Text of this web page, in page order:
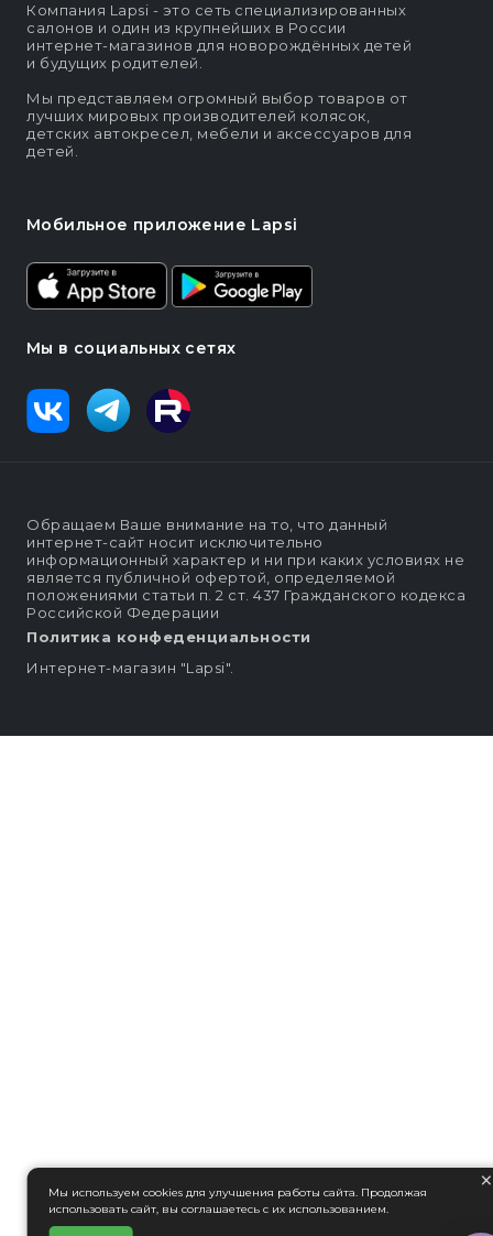
Компания Lapsi - это сеть специализированных
салонов и один из крупнейших в России
интернет-магазинов для новорождённых детей
и будущих родителей.
Мы представляем огромный выбор товаров от
лучших мировых производителей колясок,
детских автокресел, мебели и аксессуаров для
детей.
Мобильное приложение Lapsi
Мы в социальных сетях
Обращаем Ваше внимание на то, что данный
интернет-сайт носит исключительно
информационный характер и ни при каких условиях не
является публичной офертой, определяемой
положениями статьи п. 2 ст. 437 Гражданского кодекса
Российской Федерации
Политика конфеденциальности
Интернет-магазин "Lapsi".
×
Мы используем cookies для улучшения работы сайта. Продолжая
использовать сайт, вы соглашаетесь с их использованием.